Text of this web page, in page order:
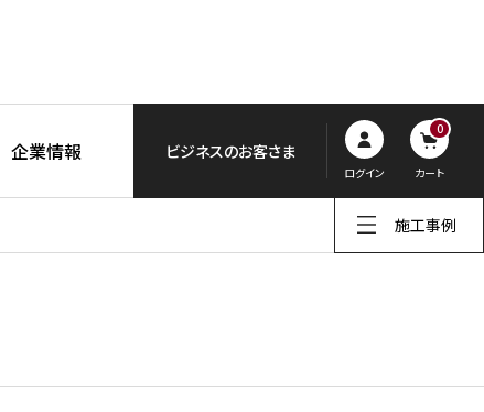
企業情報 ビジネスのお客さま
ログイン
0
カート
施工事例